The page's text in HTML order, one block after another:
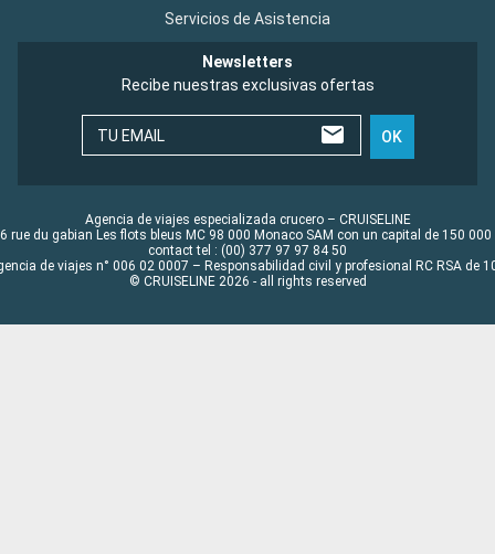
Servicios de Asistencia
Newsletters
Recibe nuestras exclusivas ofertas
TU EMAIL OK
Agencia de viajes especializada crucero – CRUISELINE
rue du gabian Les flots bleus MC 98 000 Monaco SAM con un capital de 150 000
contact tel : (00) 377 97 97 84 50
de viajes n° 006 02 0007 – Responsabilidad civil y profesional RC RSA de
© CRUISELINE 2026 - all rights reserved